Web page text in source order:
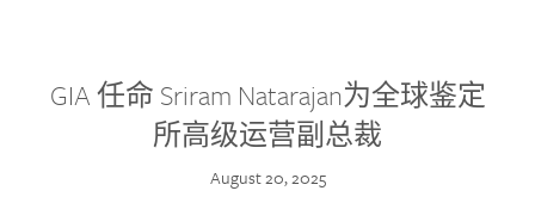
GIA 任命 Sriram Natarajan为全球鉴定
所高级运营副总裁
August 20, 2025